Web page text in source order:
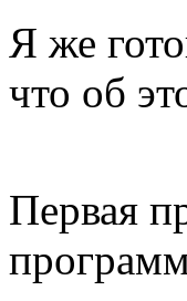
Я же
что об
Первая